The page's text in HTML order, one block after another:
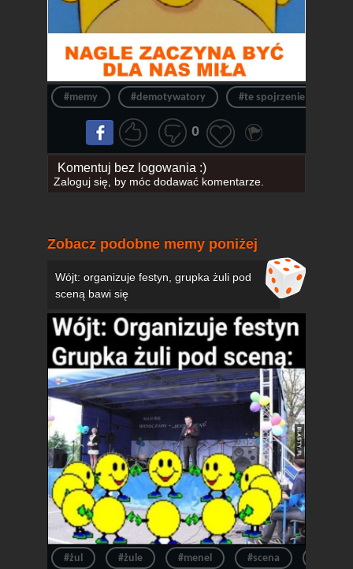
#memy #demotywatory #te spojrzenie
0
Komentuj bez logowania :)
Zaloguj się, by móc dodawać komentarze.
Zobacz podobne memy poniżej
Wójt: organizuje festyn, grupka żuli pod
sceną bawi się
#żul #żule #menel #scena